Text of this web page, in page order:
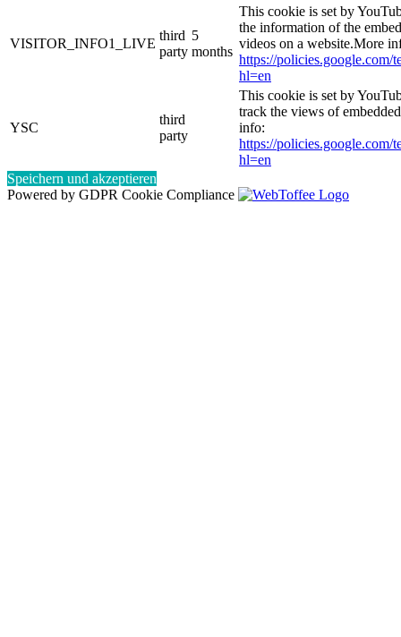
VISITOR_INFO1_LIVE
third
party
5
months
This cookie is set by
the information of the
videos on a website.More
https://policies.google.com/
hl=en
YSC
third
party
This cookie is set by
track the views of
info:
https://policies.google.com/
hl=en
Speichern und akzeptieren
Powered by GDPR Cookie Compliance